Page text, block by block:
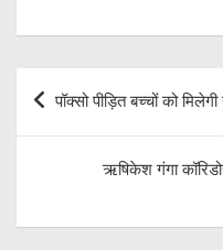
ce
b
o
e
a
m
tt
er s
p
p
Post
navigation
पॉक्सो पीड़ित बच्चों को
ऋषिकेश गंगा